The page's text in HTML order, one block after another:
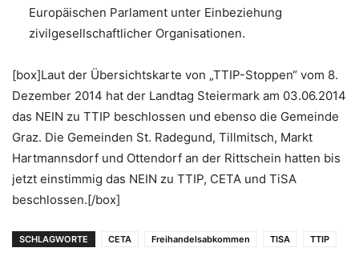
Europäischen Parlament unter Einbeziehung
zivilgesellschaftlicher Organisationen.
[box]Laut der Übersichtskarte von „TTIP-Stoppen“ vom 8.
Dezember 2014 hat der Landtag Steiermark am 03.06.2014
das NEIN zu TTIP beschlossen und ebenso die Gemeinde
Graz. Die Gemeinden St. Radegund, Tillmitsch, Markt
Hartmannsdorf und Ottendorf an der Rittschein hatten bis
jetzt einstimmig das NEIN zu TTIP, CETA und TiSA
beschlossen.[/box]
SCHLAGWORTE CETA Freihandelsabkommen TISA TTIP